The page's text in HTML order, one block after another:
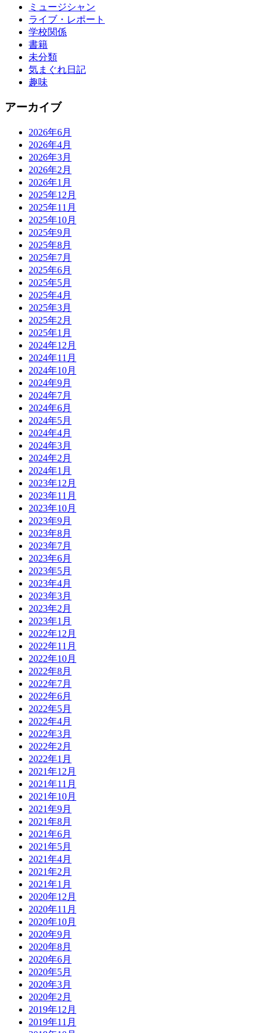
ミュージシャン
ライブ・レポート
学校関係
書籍
未分類
気まぐれ日記
趣味
アーカイブ
2026年6月
2026年4月
2026年3月
2026年2月
2026年1月
2025年12月
2025年11月
2025年10月
2025年9月
2025年8月
2025年7月
2025年6月
2025年5月
2025年4月
2025年3月
2025年2月
2025年1月
2024年12月
2024年11月
2024年10月
2024年9月
2024年7月
2024年6月
2024年5月
2024年4月
2024年3月
2024年2月
2024年1月
2023年12月
2023年11月
2023年10月
2023年9月
2023年8月
2023年7月
2023年6月
2023年5月
2023年4月
2023年3月
2023年2月
2023年1月
2022年12月
2022年11月
2022年10月
2022年8月
2022年7月
2022年6月
2022年5月
2022年4月
2022年3月
2022年2月
2022年1月
2021年12月
2021年11月
2021年10月
2021年9月
2021年8月
2021年6月
2021年5月
2021年4月
2021年2月
2021年1月
2020年12月
2020年11月
2020年10月
2020年9月
2020年8月
2020年6月
2020年5月
2020年3月
2020年2月
2019年12月
2019年11月